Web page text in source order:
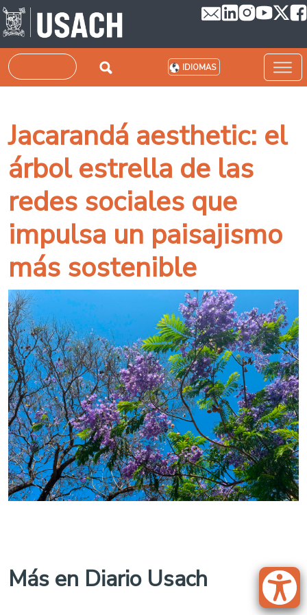
Pasar al contenido principal
Buscar IDIOMAS
Jacarandá aesthetic: el
árbol estrella de las
redes sociales que
impulsa un paisajismo
más sostenible
Más en Diario Usach